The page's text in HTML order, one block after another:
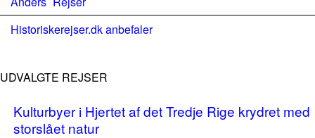
Historiskerejser.dk anbefaler
UDVALGTE REJSER
Kulturbyer i Hjertet af det Tredje Rige krydret med
storslået natur